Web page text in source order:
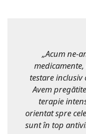
„Acum ne-
testare inclusiv
Avem
terapie
orientat spre
sunt în top